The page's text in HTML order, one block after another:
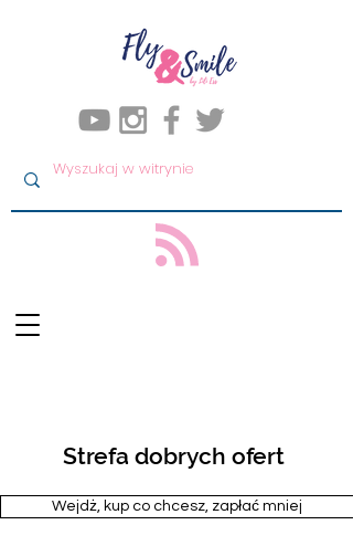
Strefa dobrych ofert
Wejdż, kup co chcesz, zapłać mniej